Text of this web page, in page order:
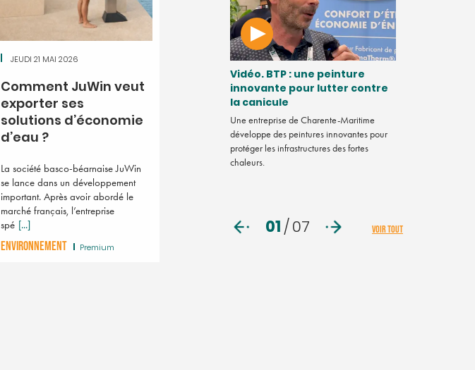
JEUDI 21 MAI 2026
Comment JuWin veut
exporter ses
solutions d’économie
d’eau ?
La société basco-béarnaise JuWin
se lance dans un développement
important. Après avoir abordé le
marché français, l’entreprise
spé [...]
ENVIRONNEMENT Premium
Nouvelle-Aquitaine, leader du
bioGNV, a de grandes
ambitions
générer des milliers d'emplois sur tout le
territoire.
Vidéo. BTP : une peinture
innovante pour lutter contre
la canicule
Une entreprise de Charente-Maritime
développe des peintures innovantes pour
protéger les infrastructures des fortes
chaleurs.
01/07 VOIR TOUT